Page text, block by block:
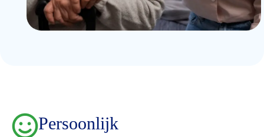
Persoonlijk